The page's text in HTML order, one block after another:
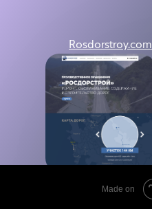
Rosdorstroy.com
Made on